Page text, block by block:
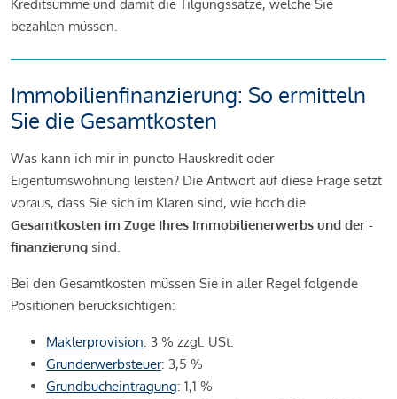
Kreditsumme und damit die Tilgungssätze, welche Sie
bezahlen müssen.
Immobilienfinanzierung: So ermitteln
Sie die Gesamtkosten
Was kann ich mir in puncto Hauskredit oder
Eigentumswohnung leisten? Die Antwort auf diese Frage setzt
voraus, dass Sie sich im Klaren sind, wie hoch die
Gesamtkosten im Zuge Ihres Immobilienerwerbs und der -
finanzierung sind.
Bei den Gesamtkosten müssen Sie in aller Regel folgende
Positionen berücksichtigen:
Maklerprovision: 3 % zzgl. USt.
Grunderwerbsteuer: 3,5 %
Grundbucheintragung: 1,1 %